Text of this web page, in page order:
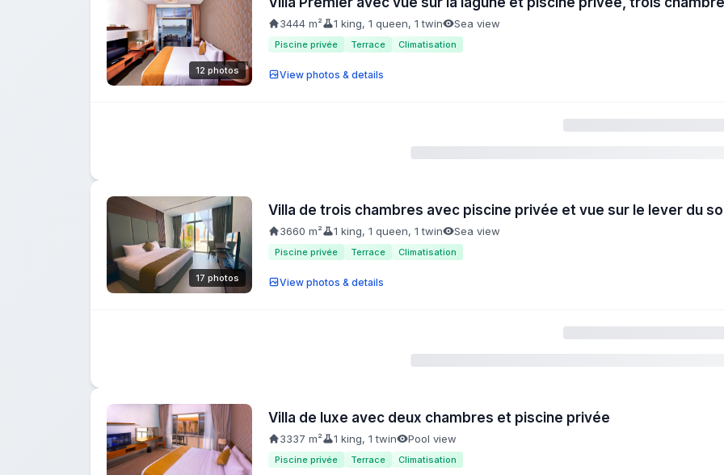
12 photos
3444 m² 1 king, 1 queen, 1 twin Sea view
Piscine privée Terrace Climatisation
View photos & details
17 photos
Villa de trois chambres avec piscine privée et vue sur le lever du
3660 m² 1 king, 1 queen, 1 twin Sea view
Piscine privée Terrace Climatisation
View photos & details
Villa de luxe avec deux chambres et piscine privée
3337 m² 1 king, 1 twin Pool view
Piscine privée Terrace Climatisation